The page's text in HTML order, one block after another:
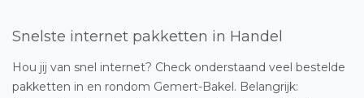
Snelste internet pakketten in Handel
Hou jij van snel internet? Check onderstaand veel bestelde
pakketten in en rondom Gemert-Bakel. Belangrijk: